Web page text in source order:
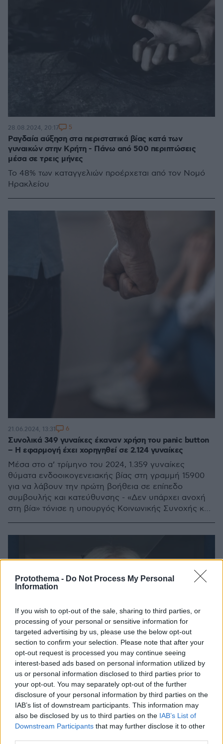
Protothema - Do Not Process My Personal
Information
If you wish to opt-out of the sale, sharing to third parties, or
processing of your personal or sensitive information for
targeted advertising by us, please use the below opt-out
section to confirm your selection. Please note that after your
opt-out request is processed you may continue seeing
interest-based ads based on personal information utilized by
us or personal information disclosed to third parties prior to
your opt-out. You may separately opt-out of the further
disclosure of your personal information by third parties on the
IAB’s list of downstream participants. This information may
also be disclosed by us to third parties on the IAB’s List of
Downstream Participants that may further disclose it to other
Ραγδαία αύξηση στα περιστατικά βίας κατά των
γυναικών στην Κρήτη - Πάνω από 500 περιπτώσεις
μέσα σε τρεις μήνες
Το 48% των καταγγελιών προέρχεται από τον Νομό
Ηρακλείου
28.08.2024, 20:17 5
Συνολικά 349 γυναίκες έκαναν χρήση του panic button
– Η εφαρμογή έχει χορηγηθεί σε 2.124 γυναίκες
Μέσα στο α’ τρίμηνο του 2024, 1.359 γυναίκες
θύματα ενδοοικογενειακής βίας στη γραμμή 15900
για να λάβουν την πρώτη βοήθεια σε επίπεδο
συμβουλής και κατεύθυνσης - «Δεν υπάρχει ανοχή
στη βία» τόνισε η υπουργός Κοινωνικής Συνοχής και
21.06.2024, 13:31 6